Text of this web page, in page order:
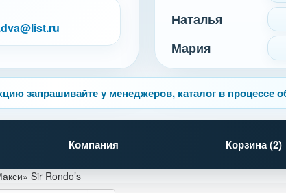
Наталья
Мария
запрашивайте у менеджеров, каталог в процессе
Компания Корзина (2)
Sir Rondo’s